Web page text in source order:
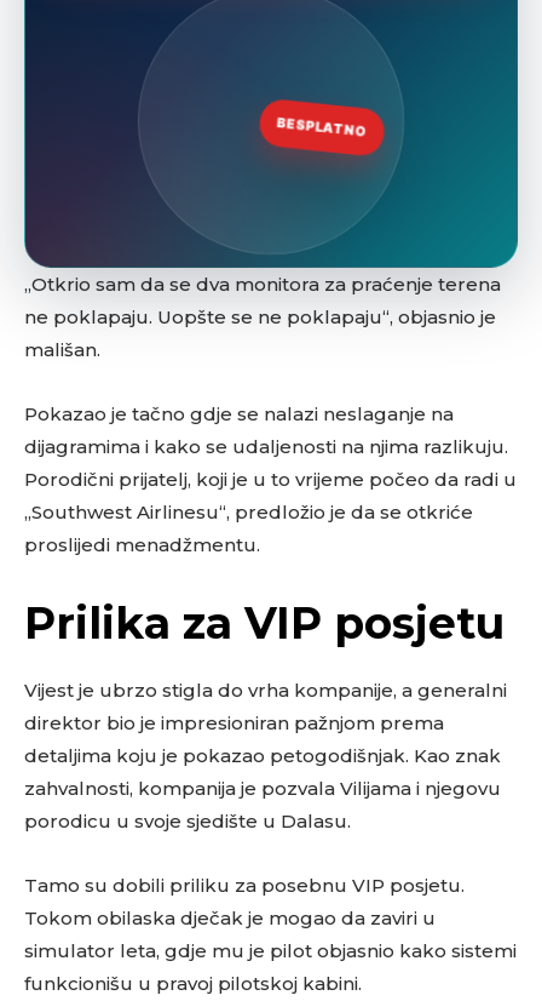
„Otkrio sam da se dva monitora za praćenje terena
ne poklapaju. Uopšte se ne poklapaju“, objasnio je
mališan.
Pokazao je tačno gdje se nalazi neslaganje na
dijagramima i kako se udaljenosti na njima razlikuju.
Porodični prijatelj, koji je u to vrijeme počeo da radi u
„Southwest Airlinesu“, predložio je da se otkriće
proslijedi menadžmentu.
Prilika za VIP posjetu
Vijest je ubrzo stigla do vrha kompanije, a generalni
direktor bio je impresioniran pažnjom prema
detaljima koju je pokazao petogodišnjak. Kao znak
zahvalnosti, kompanija je pozvala Vilijama i njegovu
porodicu u svoje sjedište u Dalasu.
Tamo su dobili priliku za posebnu VIP posjetu.
Tokom obilaska dječak je mogao da zaviri u
simulator leta, gdje mu je pilot objasnio kako sistemi
funkcionišu u pravoj pilotskoj kabini.